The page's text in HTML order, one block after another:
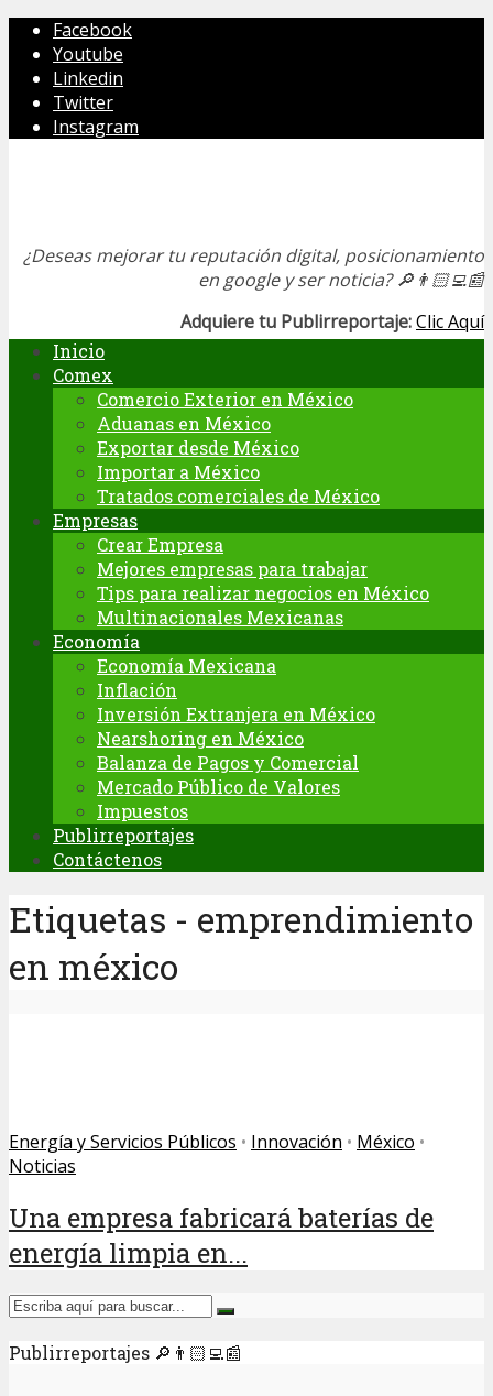
Facebook
Youtube
Linkedin
Twitter
Instagram
¿Deseas mejorar tu reputación digital, posicionamiento
en google y ser noticia?🔎👨🏻‍💻📰
Adquiere tu Publirreportaje:Clic Aquí
Inicio
Comex
Comercio Exterior en México
Aduanas en México
Exportar desde México
Importar a México
Tratados comerciales de México
Empresas
Crear Empresa
Mejores empresas para trabajar
Tips para realizar negocios en México
Multinacionales Mexicanas
Economía
Economía Mexicana
Inflación
Inversión Extranjera en México
Nearshoring en México
Balanza de Pagos y Comercial
Mercado Público de Valores
Impuestos
Publirreportajes
Contáctenos
Etiquetas - emprendimiento
en méxico
Energía y Servicios Públicos • Innovación • México •
Noticias
Una empresa fabricará baterías de
energía limpia en...
Publirreportajes 🔎👨🏻‍💻📰